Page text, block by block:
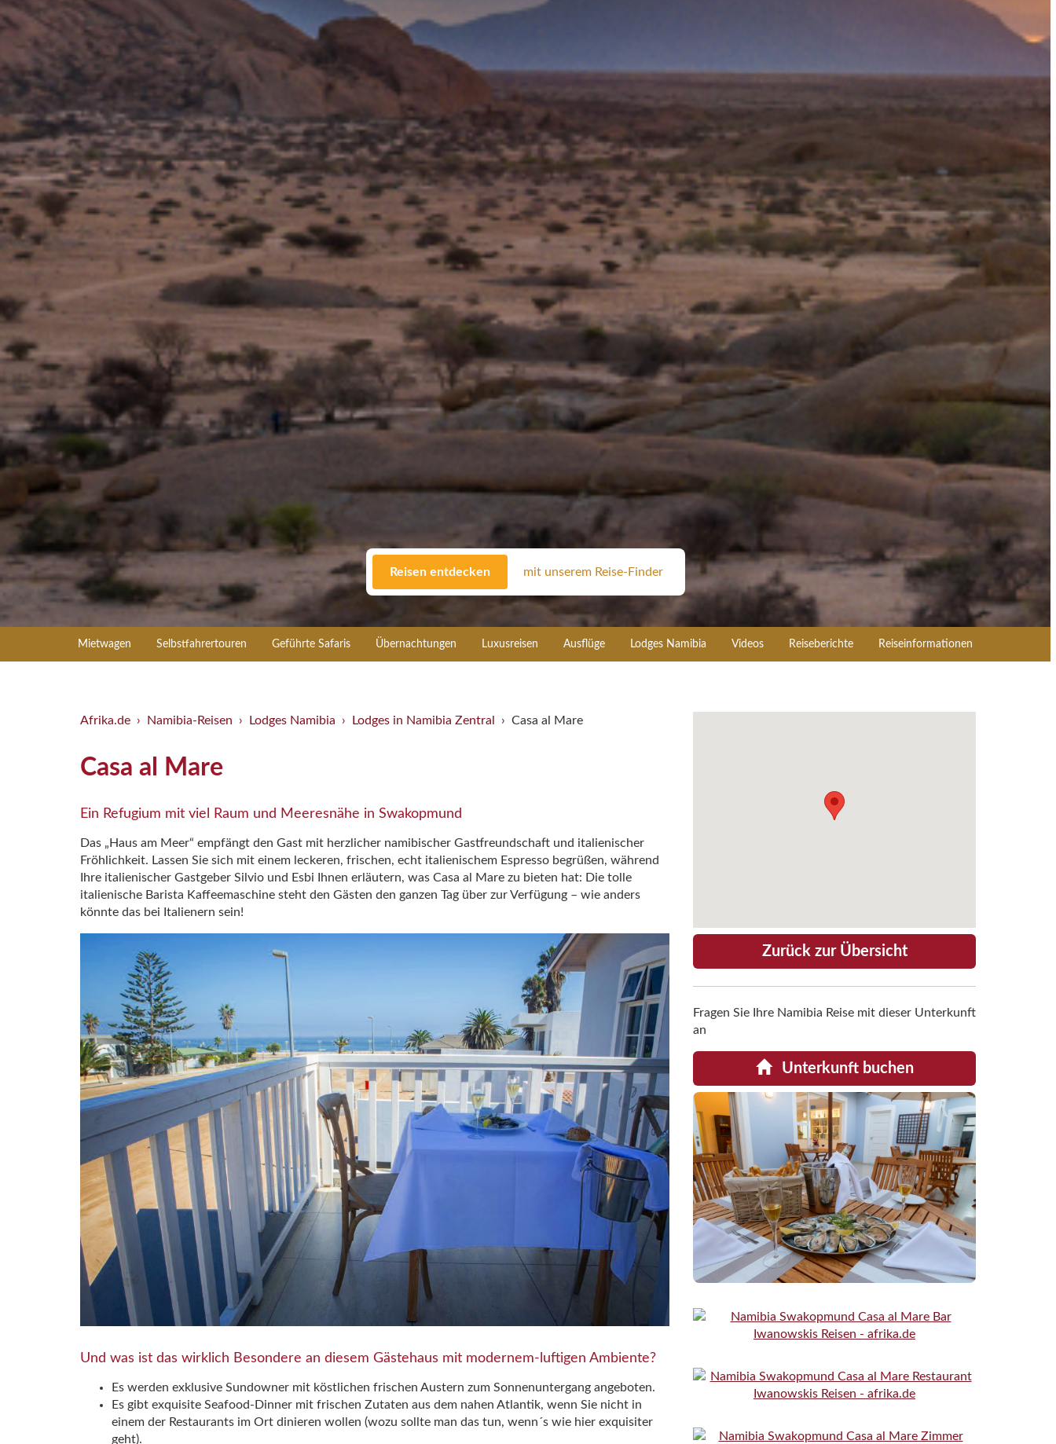
Mietwagen Selbstfahrertouren Geführte Safaris Übernachtungen Luxusreisen Ausflüge Lodges Namibia Videos Reiseberichte Reiseinformationen
Reisen entdecken mit unserem Reise-Finder
Afrika.de Namibia-Reisen Lodges Namibia Lodges in Namibia Zentral Casa al Mare
Casa al Mare
Ein Refugium mit viel Raum und Meeresnähe in Swakopmund
Das „Haus am Meer“ empfängt den Gast mit herzlicher namibischer Gastfreundschaft und italienischer
Fröhlichkeit. Lassen Sie sich mit einem leckeren, frischen, echt italienischem Espresso begrüßen, während
Ihre italienischer Gastgeber Silvio und Esbi Ihnen erläutern, was Casa al Mare zu bieten hat: Die tolle
italienische Barista Kaffeemaschine steht den Gästen den ganzen Tag über zur Verfügung – wie anders
könnte das bei Italienern sein!
Und was ist das wirklich Besondere an diesem Gästehaus mit modernem-luftigen Ambiente?
Es werden exklusive Sundowner mit köstlichen frischen Austern zum Sonnenuntergang angeboten.
Es gibt exquisite Seafood-Dinner mit frischen Zutaten aus dem nahen Atlantik, wenn Sie nicht in
einem der Restaurants im Ort dinieren wollen (wozu sollte man das tun, wenn´s wie hier exquisiter
geht).
Zurück zur Übersicht
Fragen Sie Ihre Namibia Reise mit dieser Unterkunft
an
Unterkunft buchen